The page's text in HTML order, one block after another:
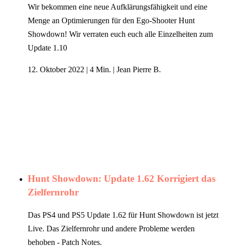
Wir bekommen eine neue Aufklärungsfähigkeit und eine
Menge an Optimierungen für den Ego-Shooter Hunt
Showdown! Wir verraten euch euch alle Einzelheiten zum
Update 1.10
12. Oktober 2022 | 4 Min. | Jean Pierre B.
Hunt Showdown: Update 1.62 Korrigiert das
Zielfernrohr
Das PS4 und PS5 Update 1.62 für Hunt Showdown ist jetzt
Live. Das Zielfernrohr und andere Probleme werden
behoben - Patch Notes.